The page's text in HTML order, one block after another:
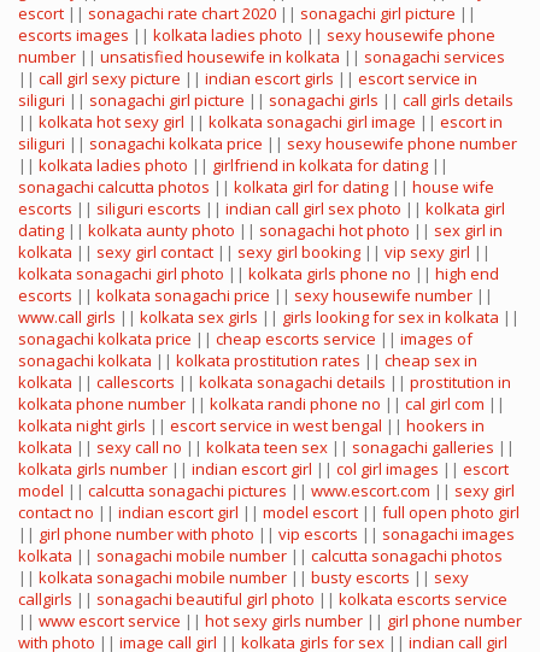
escort || sonagachi rate chart 2020 || sonagachi girl picture ||
escorts images || kolkata ladies photo || sexy housewife phone
number || unsatisfied housewife in kolkata || sonagachi services
|| call girl sexy picture || indian escort girls || escort service in
siliguri || sonagachi girl picture || sonagachi girls || call girls details
|| kolkata hot sexy girl || kolkata sonagachi girl image || escort in
siliguri || sonagachi kolkata price || sexy housewife phone number
|| kolkata ladies photo || girlfriend in kolkata for dating ||
sonagachi calcutta photos || kolkata girl for dating || house wife
escorts || siliguri escorts || indian call girl sex photo || kolkata girl
dating || kolkata aunty photo || sonagachi hot photo || sex girl in
kolkata || sexy girl contact || sexy girl booking || vip sexy girl ||
kolkata sonagachi girl photo || kolkata girls phone no || high end
escorts || kolkata sonagachi price || sexy housewife number ||
www.call girls || kolkata sex girls || girls looking for sex in kolkata ||
sonagachi kolkata price || cheap escorts service || images of
sonagachi kolkata || kolkata prostitution rates || cheap sex in
kolkata || callescorts || kolkata sonagachi details || prostitution in
kolkata phone number || kolkata randi phone no || cal girl com ||
kolkata night girls || escort service in west bengal || hookers in
kolkata || sexy call no || kolkata teen sex || sonagachi galleries ||
kolkata girls number || indian escort girl || col girl images || escort
model || calcutta sonagachi pictures || www.escort.com || sexy girl
contact no || indian escort girl || model escort || full open photo girl
|| girl phone number with photo || vip escorts || sonagachi images
kolkata || sonagachi mobile number || calcutta sonagachi photos
|| kolkata sonagachi mobile number || busty escorts || sexy
callgirls || sonagachi beautiful girl photo || kolkata escorts service
|| www escort service || hot sexy girls number || girl phone number
with photo || image call girl || kolkata girls for sex || indian call girl